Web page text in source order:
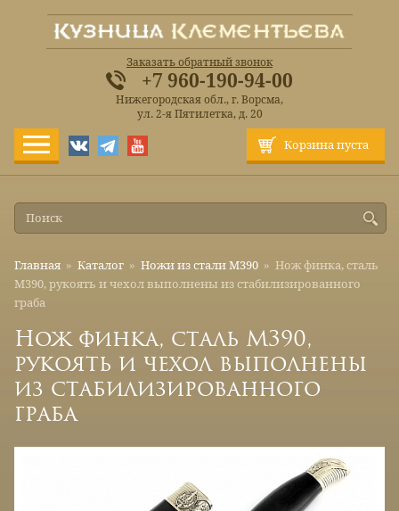
Корзина пуста
Заказать обратный звонок
+7 960-190-94-00
Нижегородская обл., г. Ворсма,
ул. 2-я Пятилетка, д. 20
Главная » Каталог » Ножи из стали М390 » Нож финка, сталь
М390, рукоять и чехол выполнены из стабилизированного
граба
Нож финка, сталь М390,
рукоять и чехол выполнены
из стабилизированного
граба